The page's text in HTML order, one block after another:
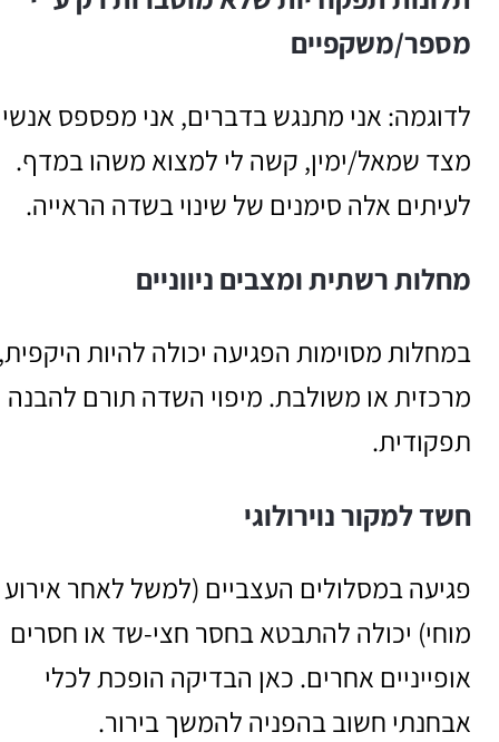
מספר/משקפיים
לדוגמה: אני מתנגש בדברים, אני מפספס
מצד שמאל/ימין, קשה לי למצוא משהו במדף.
לעיתים אלה סימנים של שינוי בשדה הראייה.
מחלות רשתית ומצבים ניווניים
במחלות מסוימות הפגיעה יכולה להיות
מרכזית או משולבת. מיפוי השדה תורם להבנה
תפקודית.
חשד למקור נוירולוגי
פגיעה במסלולים העצביים (למשל לאחר אירוע
מוחי) יכולה להתבטא בחסר חצי-שד או חסרים
אופייניים אחרים. כאן הבדיקה הופכת לכלי
אבחנתי חשוב בהפניה להמשך בירור.